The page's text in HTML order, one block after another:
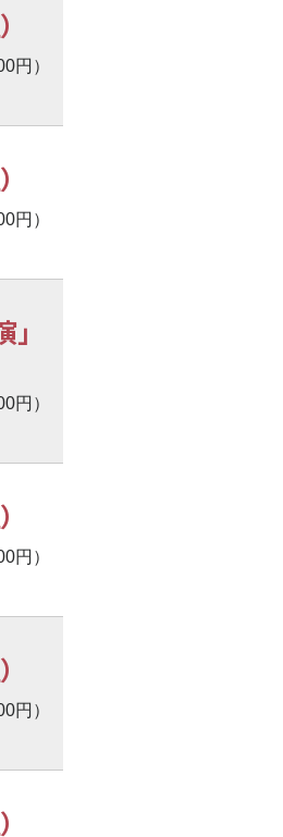
円）
円）
円）
円）
円）